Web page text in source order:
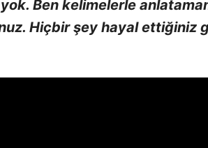
Ben kelimelerle
Hiçbir şey hayal ettiğiniz